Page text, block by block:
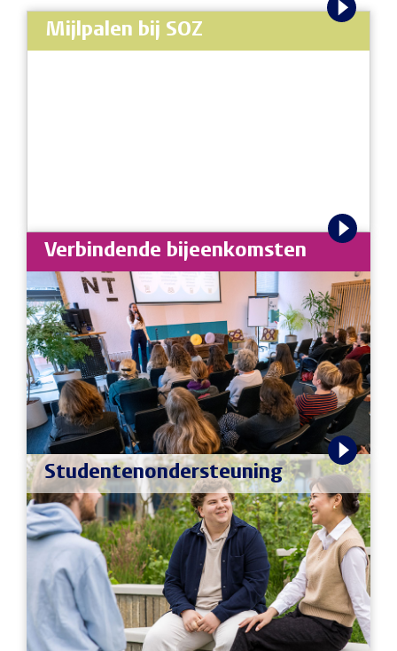
Mijlpalen bij SOZ
Verbindende bijeenkomsten
Studenten­ondersteuning